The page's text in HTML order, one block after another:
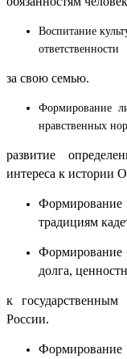
Воспитание
ответственности
за свою семью.
Формирование
нравственных
развитие
интереса к истории
Формирование
традициям
долга,
к
России.